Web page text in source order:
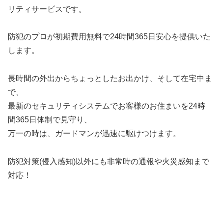
リティサービスです。
防犯のプロが初期費用無料で24時間365日安心を提供いた
します。
長時間の外出からちょっとしたお出かけ、そして在宅中ま
で、
最新のセキュリティシステムでお客様のお住まいを24時
間365日体制で見守り、
万一の時は、ガードマンが迅速に駆けつけます。
防犯対策(侵入感知)以外にも非常時の通報や火災感知まで
対応！